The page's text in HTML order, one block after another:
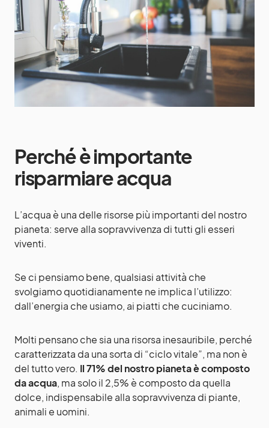
Perché è importante
risparmiare acqua
L’acqua è una delle risorse più importanti del nostro
pianeta: serve alla sopravvivenza di tutti gli esseri
viventi.
Se ci pensiamo bene, qualsiasi attività che
svolgiamo quotidianamente ne implica l’utilizzo:
dall’energia che usiamo, ai piatti che cuciniamo.
Molti pensano che sia una risorsa inesauribile, perché
caratterizzata da una sorta di “ciclo vitale”, ma non è
del tutto vero. Il 71% del nostro pianeta è composto
da acqua, ma solo il 2,5% è composto da quella
dolce, indispensabile alla sopravvivenza di piante,
animali e uomini.